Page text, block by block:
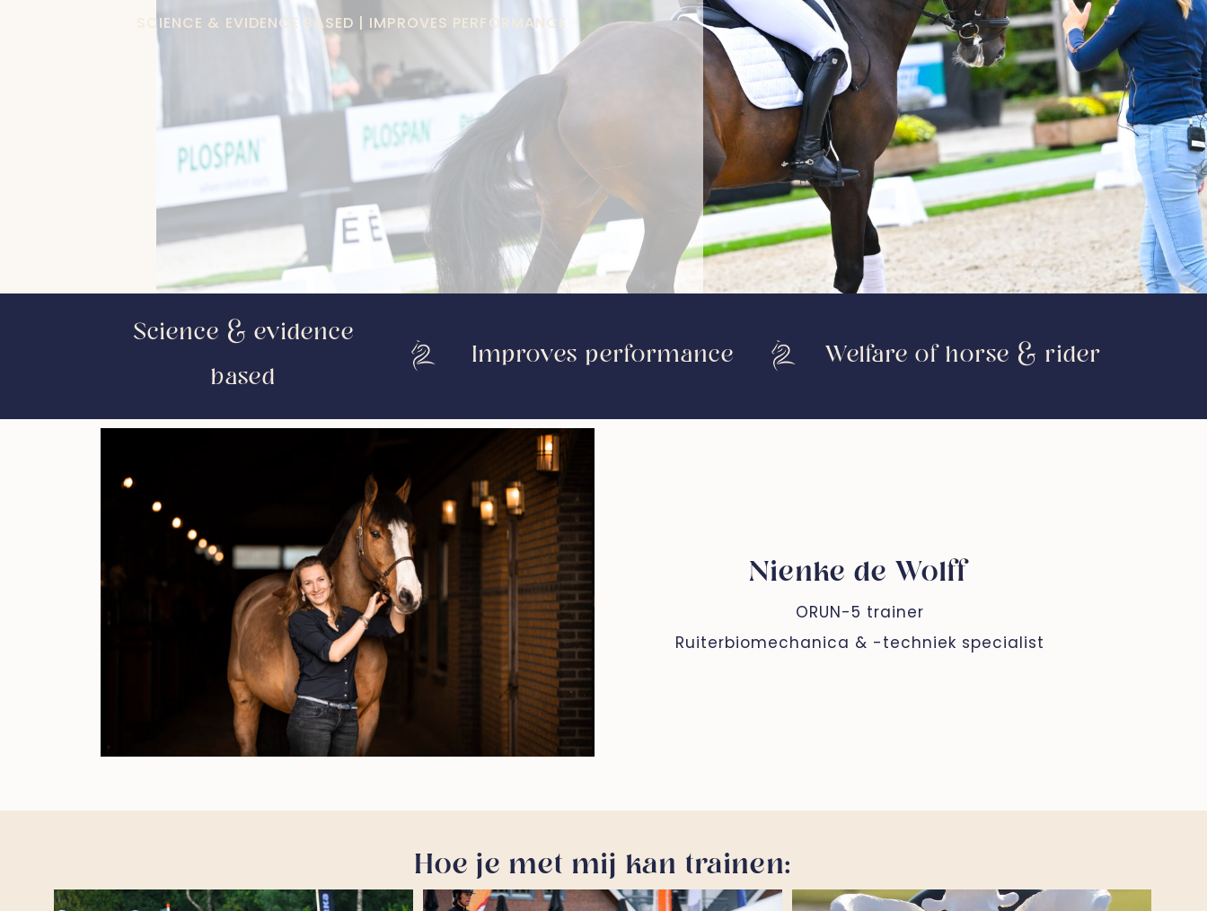
SCIENCE & EVIDENCE BASED | IMPROVES PERFORMANCE
Science & evidence
based
Improves performance Welfare of horse & rider
Nienke de Wolff
ORUN-5 trainer
Ruiterbiomechanica & -techniek specialist
Hoe je met mij kan trainen: